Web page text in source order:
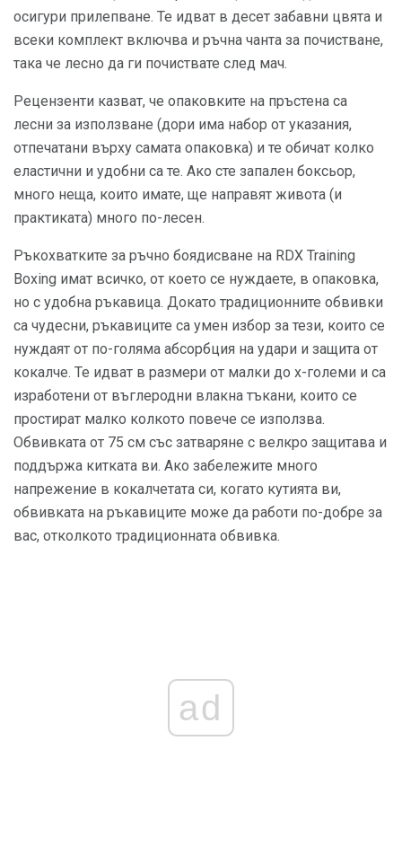
осигури прилепване. Те идват в десет забавни цвята и
всеки комплект включва и ръчна чанта за почистване,
така че лесно да ги почиствате след мач.
Рецензенти казват, че опаковките на пръстена са
лесни за използване (дори има набор от указания,
отпечатани върху самата опаковка) и те обичат колко
еластични и удобни са те. Ако сте запален боксьор,
много неща, които имате, ще направят живота (и
практиката) много по-лесен.
Ръкохватките за ръчно боядисване на RDX Training
Boxing имат всичко, от което се нуждаете, в опаковка,
но с удобна ръкавица. Докато традиционните обвивки
са чудесни, ръкавиците са умен избор за тези, които се
нуждаят от по-голяма абсорбция на удари и защита от
кокалче. Те идват в размери от малки до х-големи и са
изработени от въглеродни влакна тъкани, които се
простират малко колкото повече се използва.
Обвивката от 75 см със затваряне с велкро защитава и
поддържа китката ви. Ако забележите много
напрежение в кокалчетата си, когато кутията ви,
обвивката на ръкавиците може да работи по-добре за
вас, отколкото традиционната обвивка.
ad